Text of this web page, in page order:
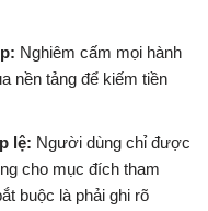
Nghiêm cấm mọi hành
nền tảng để kiếm tiền
lệ: Người dùng chỉ được
cho mục đích tham
buộc là phải ghi rõ